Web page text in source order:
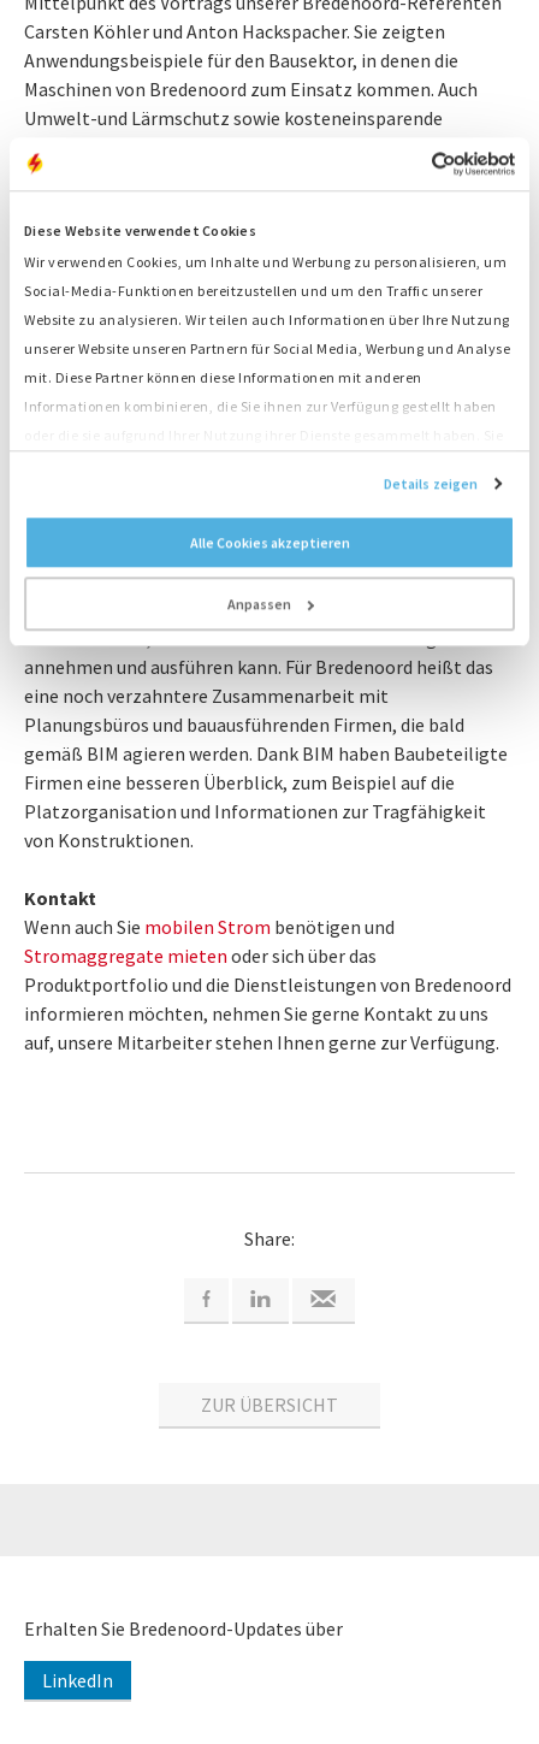
Diese Website verwendet Cookies
Wir verwenden Cookies, um Inhalte und Werbung zu personalisieren, um
Social-Media-Funktionen bereitzustellen und um den Traffic unserer
Website zu analysieren. Wir teilen auch Informationen über Ihre Nutzung
unserer Website unseren Partnern für Social Media, Werbung und Analyse
mit. Diese Partner können diese Informationen mit anderen
Informationen kombinieren, die Sie ihnen zur Verfügung gestellt haben
Details zeigen
Alle Cookies akzeptieren
Anpassen
Carsten Köhler und Anton Hackspacher. Sie zeigten
Anwendungsbeispiele für den Bausektor, in denen die
Maschinen von Bredenoord zum Einsatz kommen. Auch
Umwelt-und Lärmschutz sowie kosteneinsparende
Energiespeicherung wurden thematisiert.
der Zukunft
Auch die Baubranche kommt nicht umhin über das Thema
Digitalisierung nachzudenken. Es wird schon seit Jahren
über die Industrie 4.0 gesprochen und es sind bereits viele
Maßnahmen flächendeckend umgesetzt worden. Doch die
Bau-Industrie hinkt etwas hinterher. Und das obwohl von
der Politik bereits klare Signale gesetzt wurden: ab 2020
Deutsche Bahn – ein wichtiger Auftraggeber für die
Baubranche – hat sich diesem Vorhaben angeschlossen und
bereits entsprechende Richtlinien verfasst und
veröffentlicht. Unter diesen Rahmenbedingungen ist es
schlüssig sich über das Thema Digitalisierung
auszutauschen, sodass man auch ab 2020 Bautätigkeiten
annehmen und ausführen kann. Für Bredenoord heißt das
eine noch verzahntere Zusammenarbeit mit
Planungsbüros und bauausführenden Firmen, die bald
gemäß BIM agieren werden. Dank BIM haben Baubeteiligte
Firmen eine besseren Überblick, zum Beispiel auf die
Platzorganisation und Informationen zur Tragfähigkeit
von Konstruktionen.
Kontakt
Wenn auch Sie mobilen Strom benötigen und
Stromaggregate mieten oder sich über das
Produktportfolio und die Dienstleistungen von Bredenoord
informieren möchten, nehmen Sie gerne Kontakt zu uns
auf, unsere Mitarbeiter stehen Ihnen gerne zur Verfügung.
Share:
ZUR ÜBERSICHT
Erhalten Sie Bredenoord-Updates über
LinkedIn